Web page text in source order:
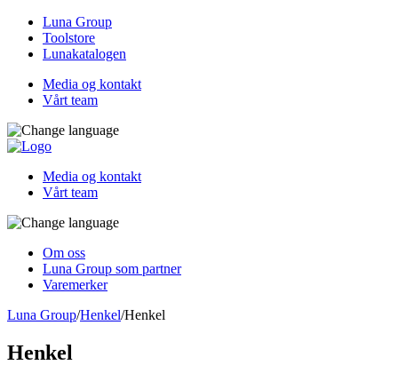
Luna Group
Toolstore
Lunakatalogen
Media og kontakt
Vårt team
Media og kontakt
Vårt team
Om oss
Luna Group som partner
Varemerker
Luna Group/Henkel/Henkel
Henkel